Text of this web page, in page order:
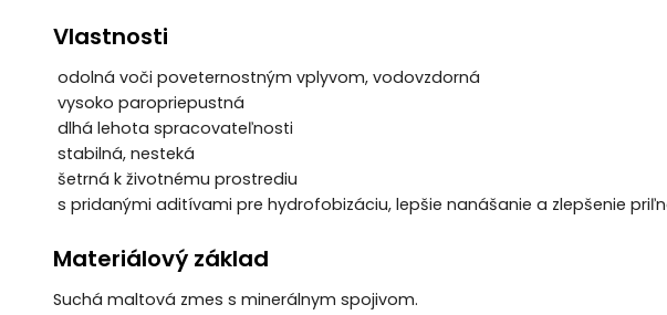
Vlastnosti
 odolná voči poveternostným vplyvom, vodovzdorná
 vysoko paropriepustná
 dlhá lehota spracovateľnosti
 stabilná, nesteká
 šetrná k životnému prostrediu
 s pridanými aditívami pre hydrofobizáciu, lepšie nanášanie a zlepšenie
Materiálový základ
Suchá maltová zmes s minerálnym spojivom.